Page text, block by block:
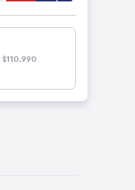
$110.990.